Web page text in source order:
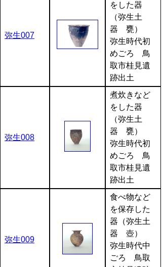
弥生007
をした器
（弥生土
器 甕）
弥生時代初
めごろ 鳥
取市桂見遺
跡出土
弥生008
煮炊きなど
をした器
（弥生土
器 甕）
弥生時代初
めごろ 鳥
取市桂見遺
跡出土
弥生009
食べ物など
を保存した
器（弥生土
器 壺）
弥生時代中
ごろ 鳥取